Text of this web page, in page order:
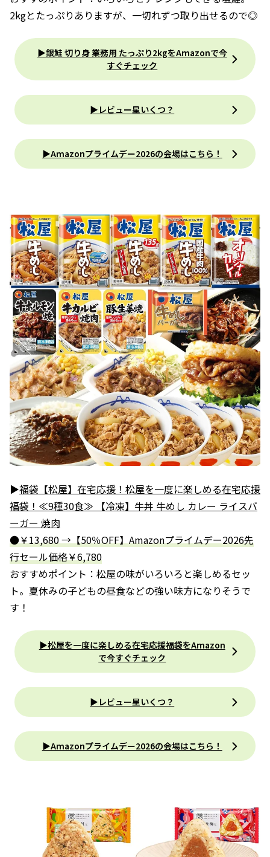
2kgとたっぷりありますが、一切れずつ取り出せるので◎
▶銀鮭 切り身 業務用 たっぷり2kgをAmazonで今
すぐチェック
▶レビュー星いくつ？
▶︎Amazonプライムデー2026の会場はこちら！
▶福袋【松屋】在宅応援！松屋を一度に楽しめる在宅応援
福袋！≪9種30食≫ 【冷凍】牛丼 牛めし カレー ライスバ
ーガー 焼肉
●￥13,680 →【50％OFF】Amazonプライムデー2026先
行セール価格￥6,780
おすすめポイント：松屋の味がいろいろと楽しめるセッ
ト。夏休みの子どもの昼食などの強い味方になりそうで
す！
▶松屋を一度に楽しめる在宅応援福袋をAmazon
で今すぐチェック
▶レビュー星いくつ？
▶︎Amazonプライムデー2026の会場はこちら！